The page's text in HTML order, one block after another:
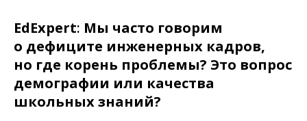
EdExpert: Мы часто говорим
о дефиците инженерных кадров,
но где корень проблемы? Это вопрос
демографии или качества
школьных знаний?